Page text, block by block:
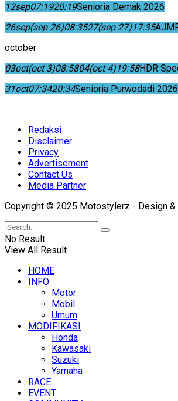
12sep07:1920:19Senioria Demak 2026
26sep(sep 26)08:3527(sep 27)17:35
october
03oct(oct 3)08:5804(oct 4)19:58HDR
31oct07:3420:34Senioria Purwodadi 2026
Redaksi
Disclaimer
Privacy
Advertisement
Contact Us
Media Partner
Copyright © 2025 Motostylerz - Design &
No Result
View All Result
HOME
INFO
Motor
Mobil
Umum
MODIFIKASI
Honda
Kawasaki
Suzuki
Yamaha
RACE
EVENT